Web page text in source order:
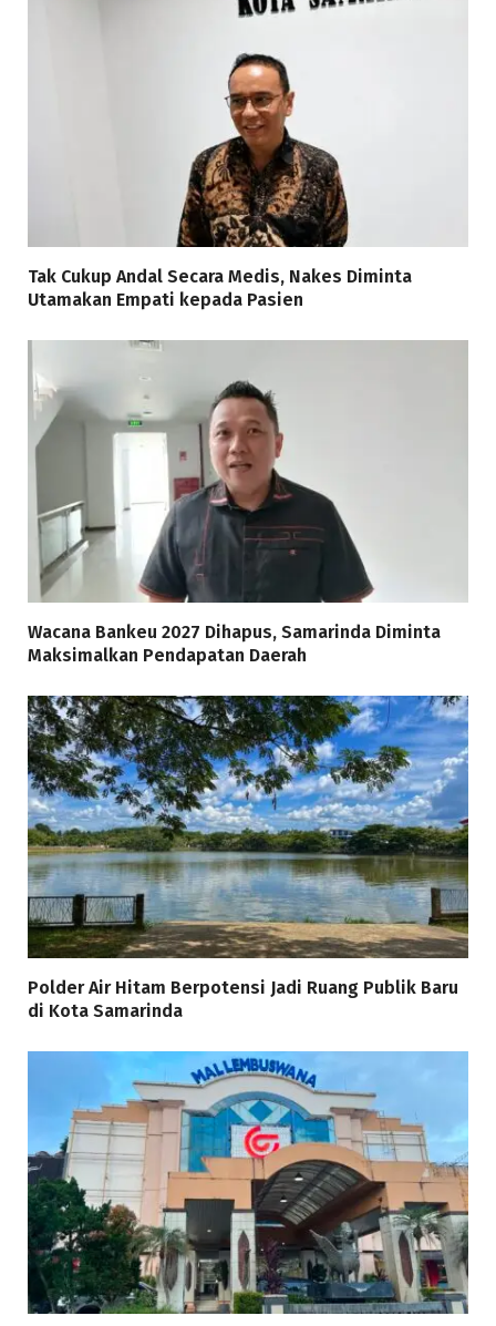
Tak Cukup Andal Secara Medis, Nakes Diminta
Utamakan Empati kepada Pasien
Wacana Bankeu 2027 Dihapus, Samarinda Diminta
Maksimalkan Pendapatan Daerah
Polder Air Hitam Berpotensi Jadi Ruang Publik Baru
di Kota Samarinda